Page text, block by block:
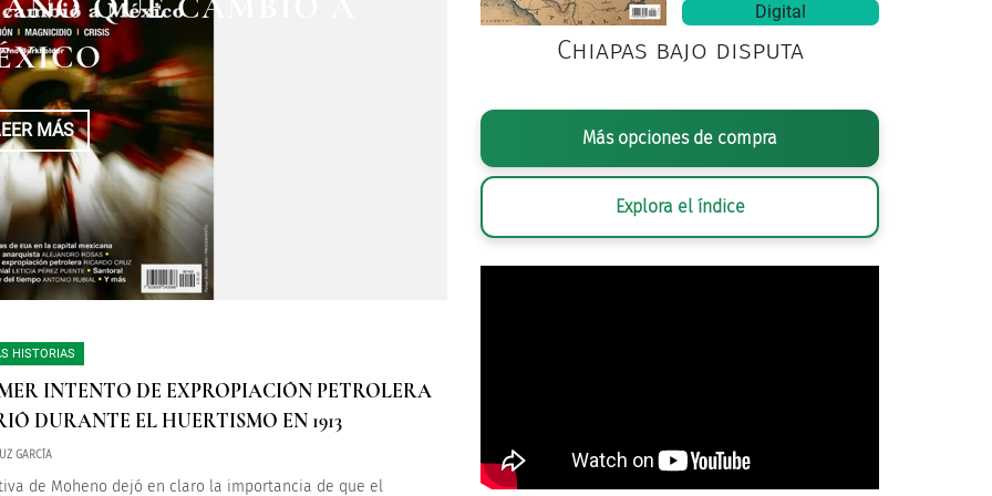
MÁS
MÁS
DE COLOSIO
MÁS
HISTORIAS
INTENTO DE EXPROPIACIÓN PETROLERA
DURANTE EL HUERTISMO EN 1913
GARCÍA
de Moheno dejó en claro la importancia de que el
Digital
Chiapas bajo disputa
Más opciones de compra
Explora el índice